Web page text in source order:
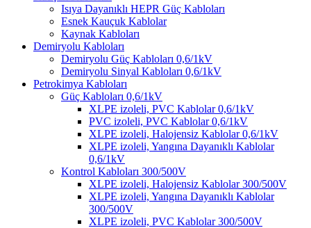
Isıya Dayanıklı HEPR Güç Kabloları
Esnek Kauçuk Kablolar
Kaynak Kabloları
Demiryolu Kabloları
Demiryolu Güç Kabloları 0,6/1kV
Demiryolu Sinyal Kabloları 0,6/1kV
Petrokimya Kabloları
Güç Kabloları 0,6/1kV
XLPE izoleli, PVC Kablolar 0,6/1kV
PVC izoleli, PVC Kablolar 0,6/1kV
XLPE izoleli, Halojensiz Kablolar 0,6/1kV
XLPE izoleli, Yangına Dayanıklı Kablolar
0,6/1kV
Kontrol Kabloları 300/500V
XLPE izoleli, Halojensiz Kablolar 300/500V
XLPE izoleli, Yangına Dayanıklı Kablolar
300/500V
XLPE izoleli, PVC Kablolar 300/500V